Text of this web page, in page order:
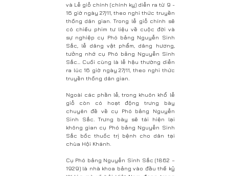
và Lễ giỗ chính (chính kỵ) diễn ra từ 9 -
16 giờ ngày 27/11, theo nghi thức truyền
thống dân gian. Trong lễ giỗ chính sẽ
có chiếu phim tư liệu về cuộc đời và
sự nghiệp cụ Phó bảng Nguyễn Sinh
Sắc, lễ dâng vật phẩm, dâng hương,
tưởng nhớ cụ Phó bảng Nguyễn Sinh
Sắc… Cuối cùng là lễ hậu thường diễn
ra lúc 16 giờ ngày 27/11, theo nghi thức
truyền thống dân gian.
Ngoài các phần lễ, trong khuôn khổ lễ
giỗ còn có hoạt động trưng bày
chuyên đề về cụ Phó bảng Nguyễn
Sinh Sắc. Trưng bày sẽ tái hiện lại
không gian cụ Phó bảng Nguyễn Sinh
Sắc bốc thuốc trị bệnh cho dân tại
chùa Hội Khánh.
Cụ Phó bảng Nguyễn Sinh Sắc (1862 –
1929) là nhà khoa bảng vào đầu thế kỷ